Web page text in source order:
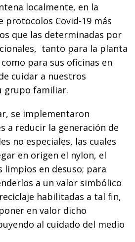
localmente, en la
protocolos Covid-19 más
que las determinadas por
tanto para la planta
para sus oficinas en
cuidar a nuestros
grupo familiar.
se implementaron
a reducir la generación de
no especiales, las cuales
en origen el nylon, el
limpios en desuso; para
a un valor simbólico
habilitadas a tal fin,
en valor dicho
al cuidado del medio